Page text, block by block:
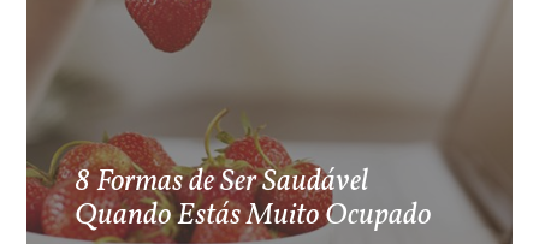
8 Formas de Ser Saudável
Quando Estás Muito Ocupado